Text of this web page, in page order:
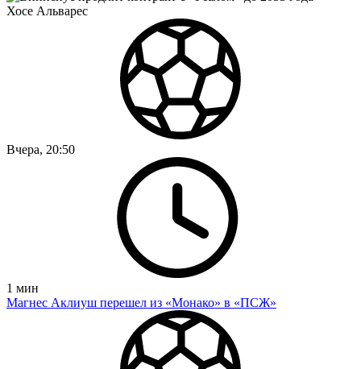
Вчера, 20:50
1 мин
Магнес Аклиуш перешел из «Монако» в «ПСЖ»